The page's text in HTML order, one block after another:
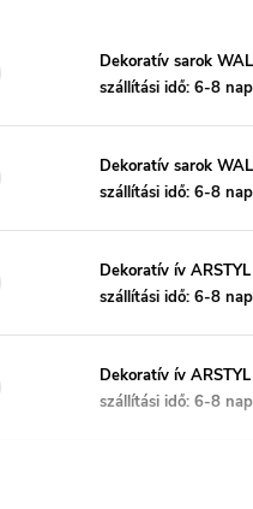
Dekoratív sarok
szállítási idő: 6-8 nap
Dekoratív sarok
szállítási idő: 6-8 nap
Dekoratív ív
szállítási idő: 6-8 nap
Dekoratív ív
szállítási idő: 6-8 nap